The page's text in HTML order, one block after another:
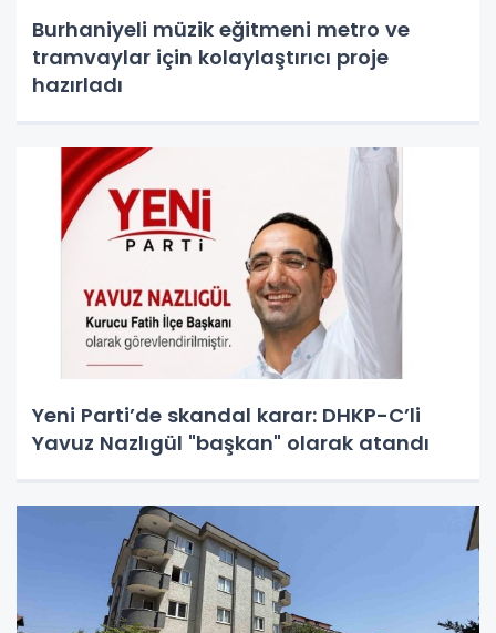
Burhaniyeli müzik eğitmeni metro ve
tramvaylar için kolaylaştırıcı proje
hazırladı
Yeni Parti’de skandal karar: DHKP-C’li
Yavuz Nazlıgül "başkan" olarak atandı